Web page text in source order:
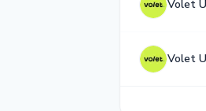
Volet
Volet